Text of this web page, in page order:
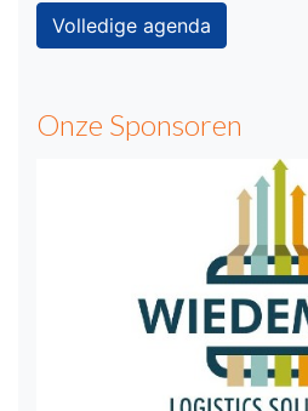
Volledige agenda
Onze Sponsoren